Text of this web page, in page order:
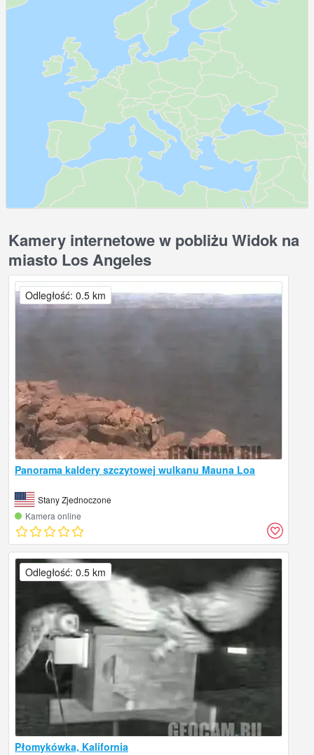
Kamery internetowe w pobliżu Widok na
miasto Los Angeles
Panorama kaldery szczytowej wulkanu Mauna Loa
Stany Zjednoczone
Kamera online
Odległość: 0.5 km
Płomykówka, Kalifornia
Odległość: 0.5 km